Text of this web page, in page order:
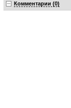
Комментарии (0)